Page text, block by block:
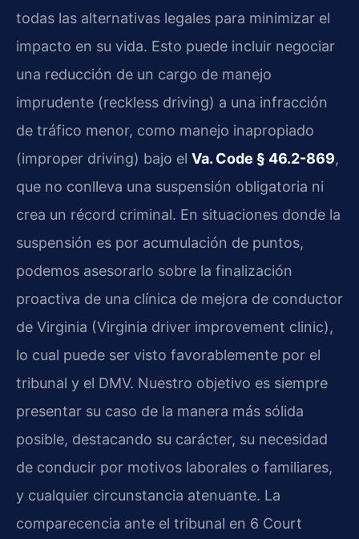
todas las alternativas legales para minimizar el
impacto en su vida. Esto puede incluir negociar
una reducción de un cargo de manejo
imprudente (reckless driving) a una infracción
de tráfico menor, como manejo inapropiado
(improper driving) bajo el Va. Code § 46.2-869,
que no conlleva una suspensión obligatoria ni
crea un récord criminal. En situaciones donde la
suspensión es por acumulación de puntos,
podemos asesorarlo sobre la finalización
proactiva de una clínica de mejora de conductor
de Virginia (Virginia driver improvement clinic),
lo cual puede ser visto favorablemente por el
tribunal y el DMV. Nuestro objetivo es siempre
presentar su caso de la manera más sólida
posible, destacando su carácter, su necesidad
de conducir por motivos laborales o familiares,
y cualquier circunstancia atenuante. La
comparecencia ante el tribunal en 6 Court